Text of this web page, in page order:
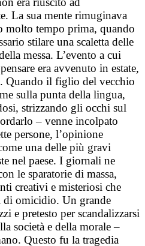
La sua mente rimuginava
molto tempo prima, quando
stilare una scaletta delle
messa. L’evento a cui
era avvenuto in estate,
Quando il figlio del vecchio
sulla punta della lingua,
strizzando gli occhi sul
– venne incolpato
persone, l’opinione
una delle più gravi
nel paese. I giornali ne
le sparatorie di massa,
creativi e misteriosi che
di omicidio. Un grande
e pretesto per scandalizzarsi
società e della morale –
Questo fu la tragedia